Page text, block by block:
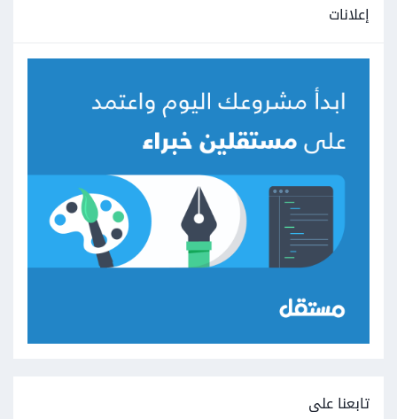
إعلانات
تابعنا على